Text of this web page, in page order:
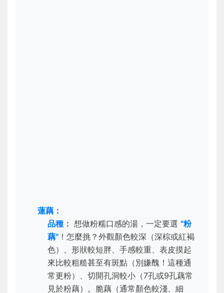
蓮藕：
品種： 想做粉糯口感的湯，一定要選 "粉
藕" ！怎麼挑？外觀顏色較深（深棕或紅褐
色）、形狀較短胖、手感較重、表皮摸起
來比較粗糙甚至有斑點（別嫌醜！這種通
常更粉）、切開孔洞較小（7孔或9孔藕常
見於粉藕）。脆藕（通常顏色較淺、細